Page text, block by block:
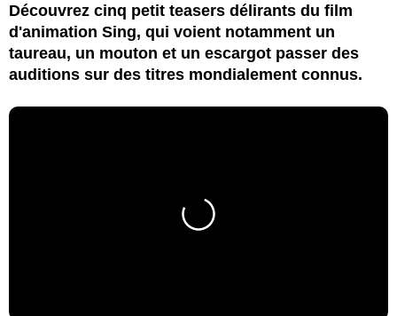
Découvrez cinq petit teasers délirants du film
d'animation Sing, qui voient notamment un
taureau, un mouton et un escargot passer des
auditions sur des titres mondialement connus.